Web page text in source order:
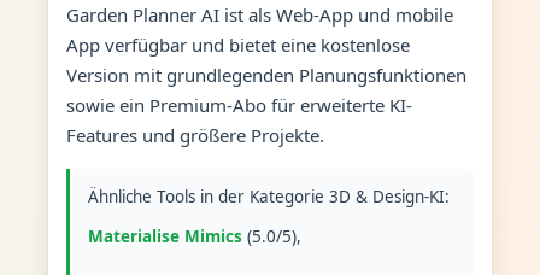
Garden Planner AI ist als Web-App und mobile
App verfügbar und bietet eine kostenlose
Version mit grundlegenden Planungsfunktionen
sowie ein Premium-Abo für erweiterte KI-
Features und größere Projekte.
Ähnliche Tools in der Kategorie 3D & Design-KI:
Materialise Mimics(5.0/5),